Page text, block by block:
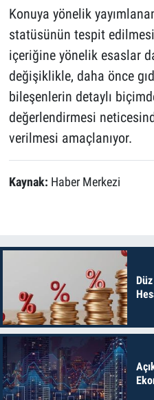
Konuya yönelik
statüsünün tespit
içeriğine yönelik esaslar
değişiklikle, daha önce
bileşenlerin detaylı
değerlendirmesi
verilmesi amaçlanıyor.
Kaynak: Haber Merkezi